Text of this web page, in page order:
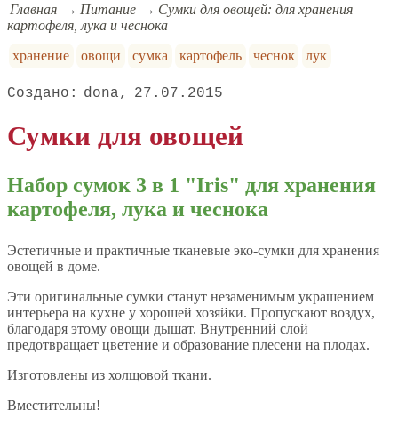
Главная Питание
Сумки для овощей: для хранения
картофеля, лука и чеснока
хранение
овощи сумка картофель чеснок лук
dona 27.07.2015
Сумки для овощей
Набор сумок 3 в 1 "Iris" для хранения
картофеля, лука и чеснока
Эстетичные и практичные тканевые эко-сумки для хранения
овощей в доме.
Эти оригинальные сумки станут незаменимым украшением
интерьера на кухне у хорошей хозяйки. Пропускают воздух,
благодаря этому овощи дышат. Внутренний слой
предотвращает цветение и образование плесени на плодах.
Изготовлены из холщовой ткани.
Вместительны!